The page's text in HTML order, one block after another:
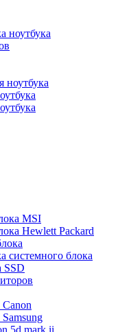
ноутбука
ноутбука
MSI
Hewlett Packard
системного блока
SSD
5d mark ii